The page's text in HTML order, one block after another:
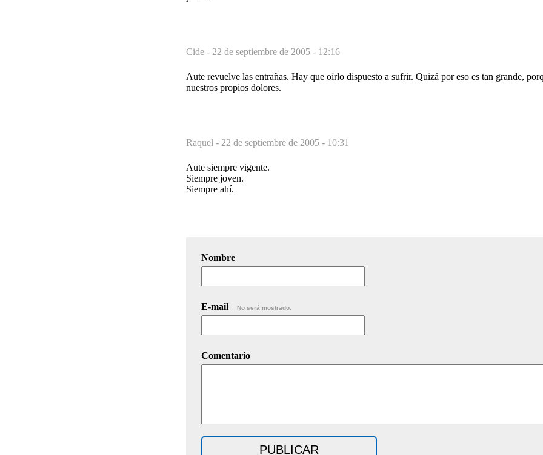
Cide - 22 de septiembre de 2005 - 12:16
Aute revuelve las entrañas. Hay que oírlo dispuesto a sufrir. Quizá por eso es tan grande,
nuestros propios dolores.
Raquel - 22 de septiembre de 2005 - 10:31
Aute siempre vigente.
Siempre joven.
Siempre ahí.
Nombre
E-mail No será mostrado.
Comentario